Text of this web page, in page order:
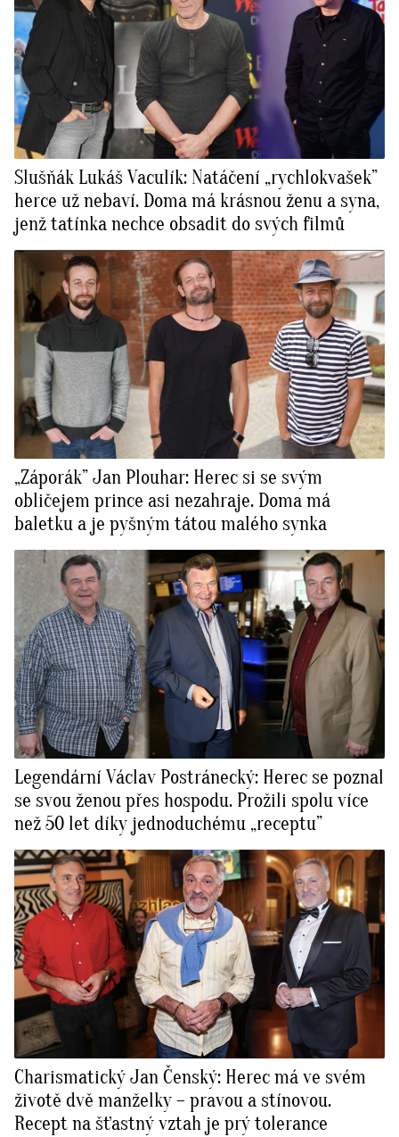
Slušňák Lukáš Vaculík: Natáčení „rychlokvašek”
herce už nebaví. Doma má krásnou ženu a syna,
jenž tatínka nechce obsadit do svých filmů
„Záporák” Jan Plouhar: Herec si se svým
obličejem prince asi nezahraje. Doma má
baletku a je pyšným tátou malého synka
Legendární Václav Postránecký: Herec se poznal
se svou ženou přes hospodu. Prožili spolu více
než 50 let díky jednoduchému „receptu”
Charismatický Jan Čenský: Herec má ve svém
životě dvě manželky – pravou a stínovou.
Recept na šťastný vztah je prý tolerance